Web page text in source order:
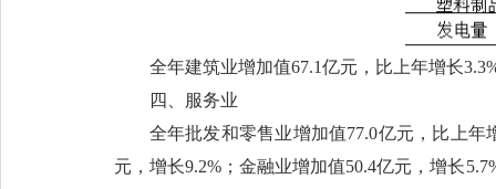
全年建筑业增加值67.1亿元，比上年增长
四、服务业
全年批发和零售业增加值77.0亿元，比上年
元，增长9.2%；金融业增加值50.4亿元，增长